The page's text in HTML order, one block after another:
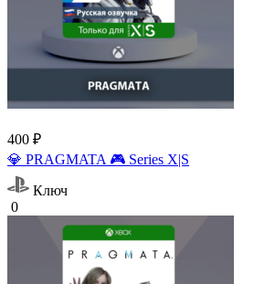
400 ₽
💎 PRAGMATA 🎮 Series X|S
Ключ
0